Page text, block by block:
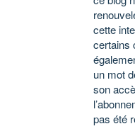
cette
certains
un mot
son
pas été